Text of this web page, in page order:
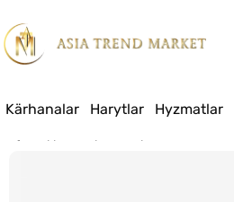
Kärhanalar Harytlar Hyzmatlar